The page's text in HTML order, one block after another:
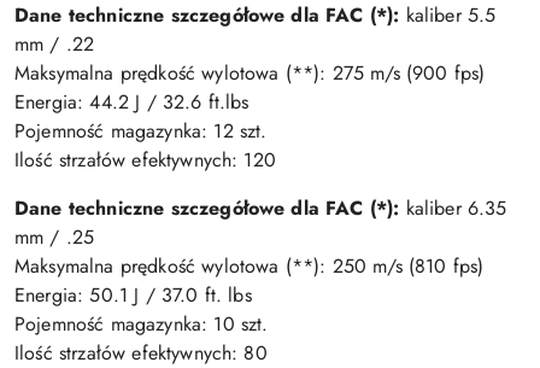
Dane techniczne szczegółowe dla FAC (*): kaliber 5.5
mm / .22
Maksymalna prędkość wylotowa (**): 275 m/s (900 fps)
Energia: 44.2 J / 32.6 ft.lbs
Pojemność magazynka: 12 szt.
Ilość strzałów efektywnych: 120
Dane techniczne szczegółowe dla FAC (*): kaliber 6.35
mm / .25
Maksymalna prędkość wylotowa (**): 250 m/s (810 fps)
Energia: 50.1 J / 37.0 ft. lbs
Pojemność magazynka: 10 szt.
Ilość strzałów efektywnych: 80